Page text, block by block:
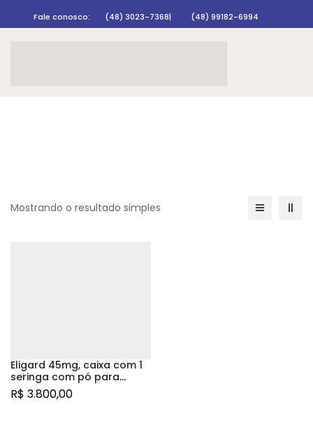
Fale conosco: (48) 3023-7368| (48) 99182-6994
Mostrando o resultado simples
Eligard 45mg, caixa com 1
seringa com pó para
suspensão de liberação
prolongada de uso
R$ 3.800,00